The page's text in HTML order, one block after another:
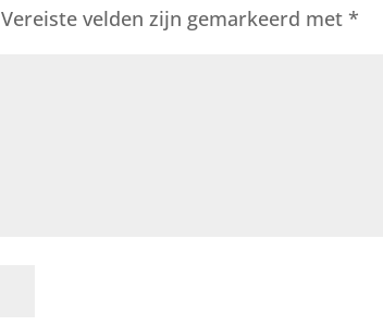
Vereiste velden zijn gemarkeerd met*